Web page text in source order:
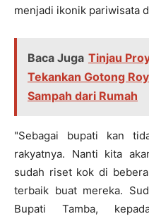
menjadi ikonik pariwisata
Baca Juga Tinjau
Tekankan Gotong
Sampah dari Rumah
"Sebagai bupati kan
rakyatnya. Nanti kita
sudah riset kok di
terbaik buat mereka.
Bupati Tamba,